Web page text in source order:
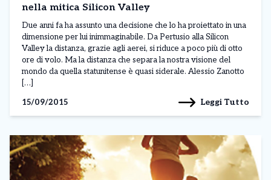
nella mitica Silicon Valley
Due anni fa ha assunto una decisione che lo ha proiettato in una
dimensione per lui inimmaginabile. Da Pertusio alla Silicon
Valley la distanza, grazie agli aerei, si riduce a poco più di otto
ore di volo. Ma la distanza che separa la nostra visione del
mondo da quella statunitense è quasi siderale. Alessio Zanotto
[…]
15/09/2015
Leggi Tutto